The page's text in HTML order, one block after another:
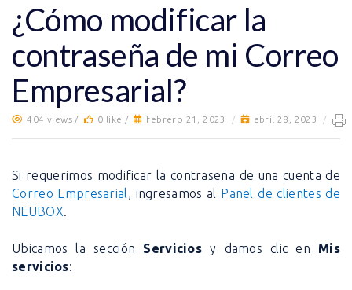
¿Cómo modificar la
contraseña de mi Correo
Empresarial?
404 views / 0 like / febrero 21, 2023 / abril 28, 2023 /
Si requerimos modificar la contraseña de una cuenta de
Correo Empresarial, ingresamos al Panel de clientes de
NEUBOX.
Ubicamos la sección Servicios y damos clic en Mis
servicios: